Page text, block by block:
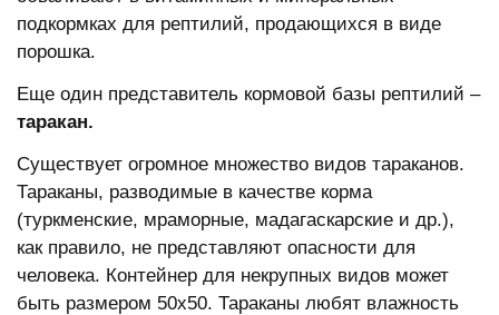
подкормках для рептилий, продающихся в виде
порошка.
Еще один представитель кормовой базы рептилий –
таракан.
Существует огромное множество видов тараканов.
Тараканы, разводимые в качестве корма
(туркменские, мраморные, мадагаскарские и др.),
как правило, не представляют опасности для
человека. Контейнер для некрупных видов может
быть размером 50x50. Тараканы любят влажность